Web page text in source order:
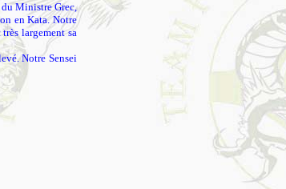
Ministre Grec,
en Kata. Notre
largement sa
Notre Sensei